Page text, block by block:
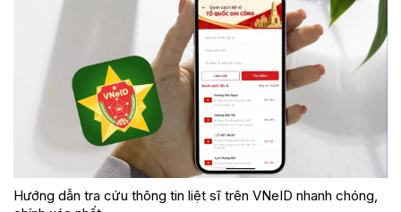
Hướng dẫn tra cứu thông tin liệt sĩ trên VNeID nhanh chóng,